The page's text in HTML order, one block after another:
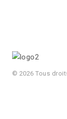
© 2026 Tous